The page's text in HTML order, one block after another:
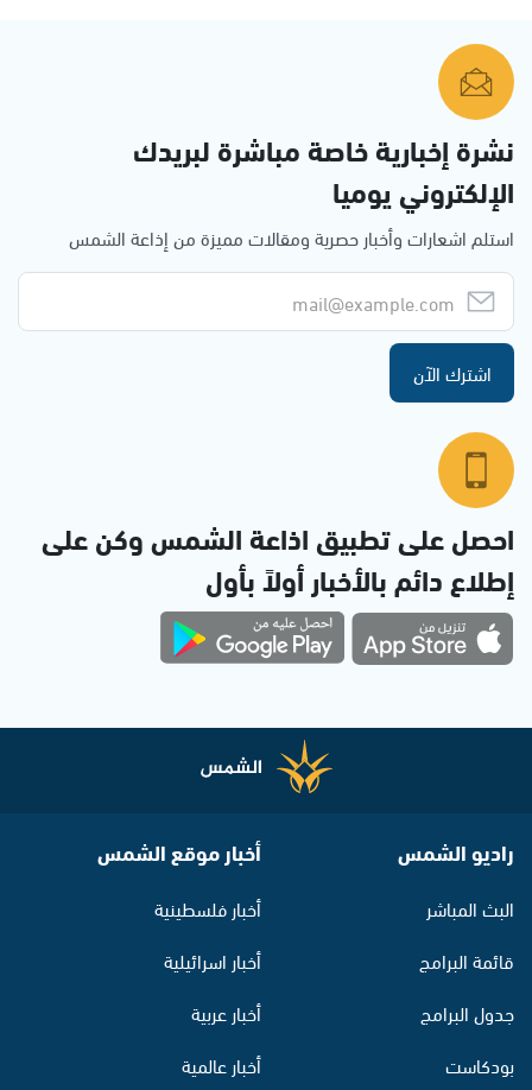
نشرة إخبارية خاصة مباشرة لبريدك
الإلكتروني يوميا
استلم اشعارات وأخبار حصرية ومقالات مميزة من إذاعة الشمس
اشترك الآن
احصل على تطبيق اذاعة الشمس وكن على
إطلاع دائم بالأخبار أولاً بأول
راديو الشمس
البث المباشر
قائمة البرامج
جدول البرامج
بودكاست
أخبار موقع الشمس
أخبار فلسطينية
أخبار اسرائيلية
أخبار عربية
أخبار عالمية